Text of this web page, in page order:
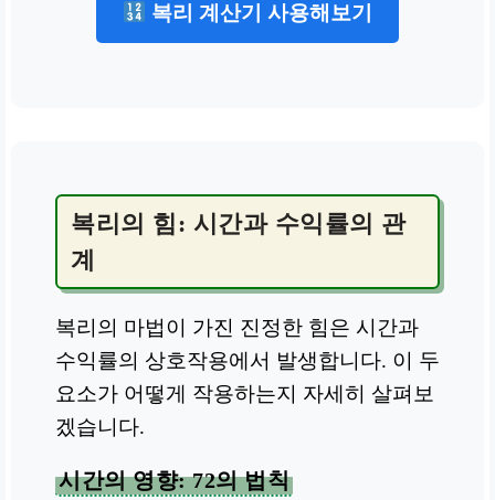
복리 계산기 사용해보기
복리의 힘: 시간과 수익률의 관
계
복리의 마법이 가진 진정한 힘은 시간과
수익률의 상호작용에서 발생합니다. 이 두
요소가 어떻게 작용하는지 자세히 살펴보
겠습니다.
시간의 영향: 72의 법칙